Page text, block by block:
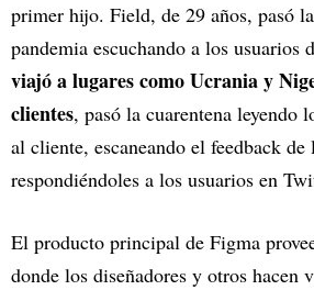
primer hijo. Field, de 29 años, pasó
pandemia escuchando a los usuarios
viajó a lugares como Ucrania y
clientes, pasó la cuarentena leyendo
al cliente, escaneando el feedback de
respondiéndoles a los usuarios en
El producto principal de Figma
donde los diseñadores y otros hacen